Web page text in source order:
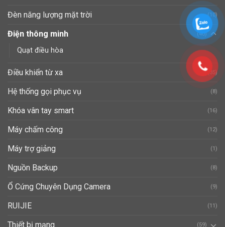
Đèn năng lượng mặt trời (10)
Điện thông minh (40)
Quạt điều hòa
Điều khiển từ xa (35)
Hệ thống gọi phục vụ (8)
Khóa vân tay smart (16)
Máy chấm công (12)
Máy trợ giảng (1)
Nguồn Backup (8)
Ổ Cứng Chuyên Dụng Camera (9)
RUIJIE (11)
Thiết bị mạng (59)